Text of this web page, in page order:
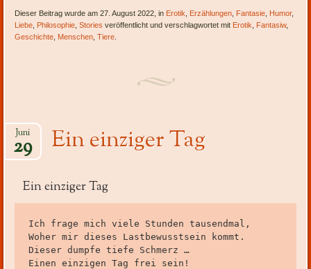
Dieser Beitrag wurde am 27. August 2022, in Erotik Erzählungen Fantasie Humor,
Liebe Philosophie ,Stories veröffentlicht und verschlagwortet mit Erotik Fantasiw,
Geschichte Menschen ,Tiere
Ein einziger Tag
Juni
29
Ein einziger Tag
Ich frage mich viele Stunden tausendmal,
Woher mir dieses Lastbewusstsein kommt.
Dieser dumpfe tiefe Schmerz …
Einen einzigen Tag frei sein!